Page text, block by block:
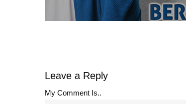
Leave a Reply
My Comment Is..